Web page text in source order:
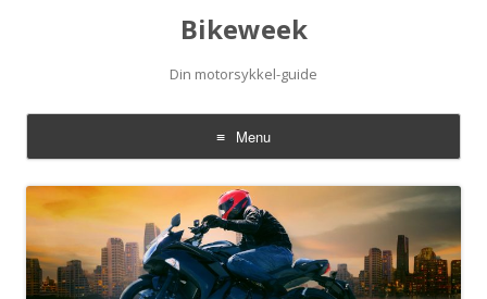
Bikeweek
Din motorsykkel-guide
Menu
Skip to content